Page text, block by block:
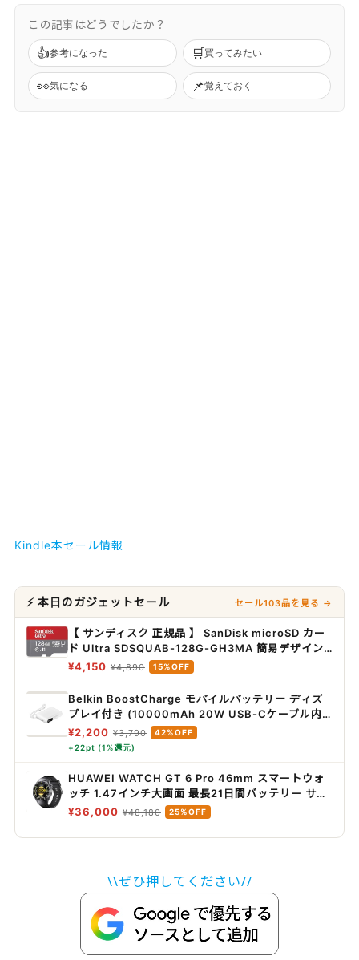
この記事はどうでしたか？
👍参考になった 🛒買ってみたい
👀気になる 📌覚えておく
Kindle本セール情報
⚡ 本日のガジェットセール セール103品を見る →
【 サンディスク 正規品 】 SanDisk microSD カー
ド Ultra SDSQUAB-128G-GH3MA 簡易デザイン
パッケージ
¥4,150 ¥4,890 15%OFF
Belkin BoostCharge モバイルバッテリー ディズ
プレイ付き (10000mAh 20W USB-Cケーブル内
蔵) 最大20W PD高速充電対応 PPS対応
iPhone&Androidスマホ対応 2台同時充電 PSE認証
軽量&コンパクト 機内持込可能 アウトドア/災害/緊
急用の便利グッズ メーカー保証2年 ホワイト
BPB027fqWH
¥2,200 ¥3,790
42%OFF
+22pt (1%還元)
HUAWEI WATCH GT 6 Pro 46mm スマートウォ
ッチ 1.47インチ大画面 最長21日間バッテリー サイ
クリング/登山/進化したゴルフナビ スポーツモード
リング iOS/Android対応 ブラック
¥36,000 ¥48,180 25%OFF
\\ぜひ押してください//